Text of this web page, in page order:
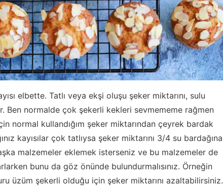
elbette. Tatlı veya ekşi oluşu şeker miktarını, sulu
Ben normalde çok şekerli kekleri sevmememe rağmen
normal kullandığım şeker miktarından çeyrek bardak
kayısılar çok tatlıysa şeker miktarını 3/4 su bardağına
malzemeler eklemek isterseniz ve bu malzemeler de
bunu da göz önünde bulundurmalısınız. Örneğin
üzüm şekerli olduğu için şeker miktarını azaltabilirsiniz.